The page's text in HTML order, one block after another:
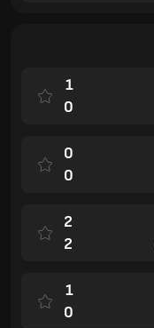
1
0
0
0
2
2
1
0